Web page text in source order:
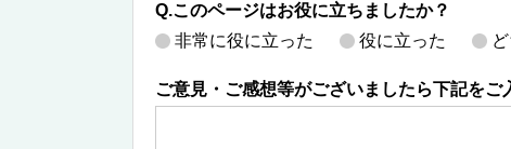
Q.このページはお役に立ちましたか？
非常に役に立った
役に立った
ご意見・ご感想等がございましたら下記をご